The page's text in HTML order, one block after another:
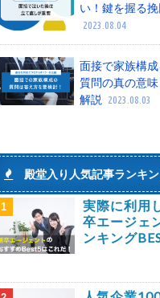
い！鍵を握る
2023.08.04
面接で家族構
質問の真の意
解説
2023.08.03
殿堂入り人気記事ランキ
1
実際に利用
卒エージェ
ンキング